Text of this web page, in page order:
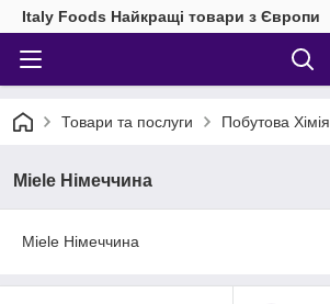
Italy Foods Найкращі товари з Європи
Товари та послуги Побутова Хімія
Miele Німеччина
Miele Німеччина